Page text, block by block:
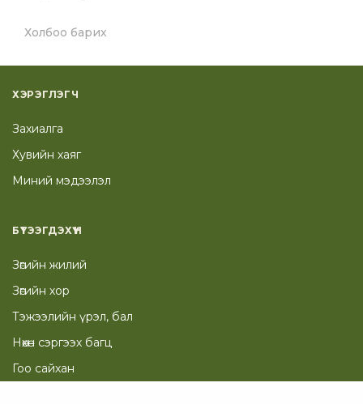
Холбоо барих
ХЭРЭГЛЭГЧ
Захиалга
Хувийн хаяг
Миний мэдээлэл
БҮТЭЭГДЭХҮҮН
Зөгийн жилий
Зөгийн хор
Тэжээлийн үрэл, бал
Нөхөн сэргээх багц
Гоо сайхан